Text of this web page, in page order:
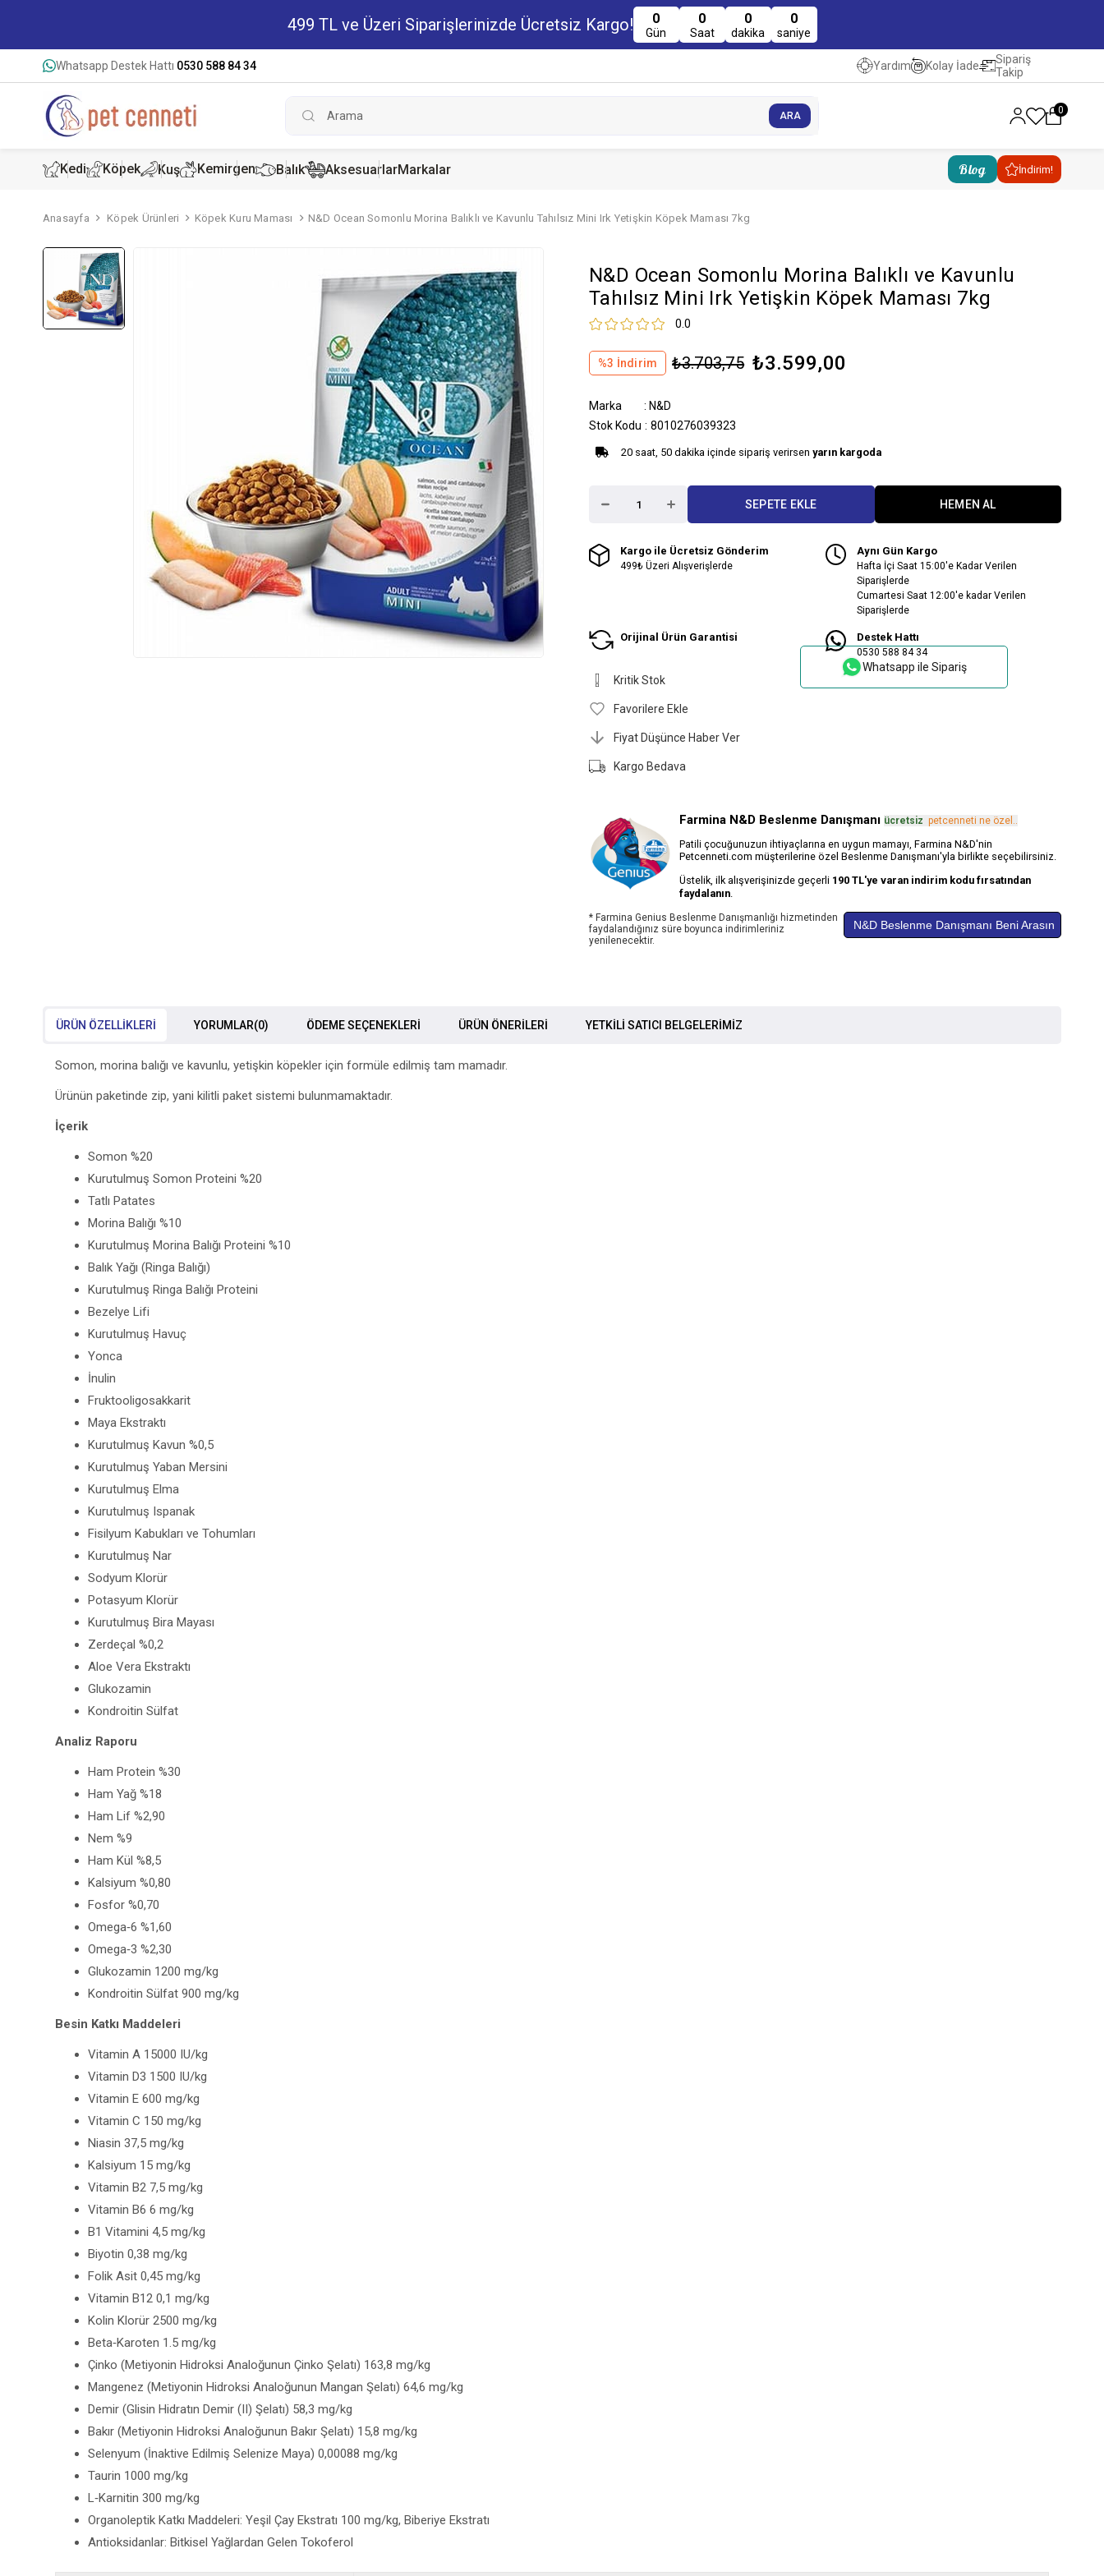
499 TL ve Üzeri Siparişlerinizde Ücretsiz Kargo! 0
Gün
0
Saat
0
dakika
0
saniye
Whatsapp Destek Hattı 0530 588 84 34 Yardım Kolay İade
Sipariş
Takip
0
Kedi
Kedi Konserve Maması
Köpek
Köpek Konserve Mamaları
Kuş Kemirgen
Tavşan Yemi
Balık AksesuarlarMarkalar Blog İndirim!
Anasayfa Köpek Ürünleri Köpek Kuru Maması N&D Ocean Somonlu Morina Balıklı ve Kavunlu Tahılsız Mini Irk Yetişkin Köpek Maması 7kg
N&D Ocean Somonlu Morina Balıklı ve Kavunlu
Tahılsız Mini Irk Yetişkin Köpek Maması 7kg
0.0
%3 İndirim ₺3.703,75 ₺3.599,00
Marka : N&D
Stok Kodu
8010276039323
20 saat, 50 dakika içinde sipariş verirsen yarın kargoda
Kargo ile Ücretsiz Gönderim
499₺ Üzeri Alışverişlerde
Aynı Gün Kargo
Hafta İçi Saat 15:00'e Kadar Verilen
Siparişlerde
Cumartesi Saat 12:00'e kadar Verilen
Siparişlerde
Orijinal Ürün Garantisi Destek Hattı
0530 588 84 34
Kritik Stok
Favorilere Ekle
Fiyat Düşünce Haber Ver
Kargo Bedava
Whatsapp ile Sipariş
Farmina N&D Beslenme Danışmanı ücretsiz petcenneti ne özel..
Patili çocuğunuzun ihtiyaçlarına en uygun mamayı, Farmina N&D'nin
Petcenneti.com müşterilerine özel Beslenme Danışmanı'yla birlikte seçebilirsiniz.
Üstelik, ilk alışverişinizde geçerli 190 TL'ye varan indirim kodu fırsatından
faydalanın.
N&D Beslenme Danışmanı Beni Arasın
* Farmina Genius Beslenme Danışmanlığı hizmetinden
faydalandığınız süre boyunca indirimleriniz
yenilenecektir.
ÜRÜN ÖZELLIKLERI YORUMLAR(0) ÖDEME SEÇENEKLERI ÜRÜN ÖNERILERI YETKİLİ SATICI BELGELERİMİZ
Somon, morina balığı ve kavunlu, yetişkin köpekler için formüle edilmiş tam mamadır.
Ürünün paketinde zip, yani kilitli paket sistemi bulunmamaktadır.
İçerik
Somon %20
Kurutulmuş Somon Proteini %20
Tatlı Patates
Morina Balığı %10
Kurutulmuş Morina Balığı Proteini %10
Balık Yağı (Ringa Balığı)
Kurutulmuş Ringa Balığı Proteini
Bezelye Lifi
Kurutulmuş Havuç
Yonca
İnulin
Fruktooligosakkarit
Maya Ekstraktı
Kurutulmuş Kavun %0,5
Kurutulmuş Yaban Mersini
Kurutulmuş Elma
Kurutulmuş Ispanak
Fisilyum Kabukları ve Tohumları
Kurutulmuş Nar
Sodyum Klorür
Potasyum Klorür
Kurutulmuş Bira Mayası
Zerdeçal %0,2
Aloe Vera Ekstraktı
Glukozamin
Kondroitin Sülfat
Analiz Raporu
Ham Protein %30
Ham Yağ %18
Ham Lif %2,90
Nem %9
Ham Kül %8,5
Kalsiyum %0,80
Fosfor %0,70
Omega‐6 %1,60
Omega‐3 %2,30
Glukozamin 1200 mg/kg
Kondroitin Sülfat 900 mg/kg
Besin Katkı Maddeleri
Vitamin A 15000 IU/kg
Vitamin D3 1500 IU/kg
Vitamin E 600 mg/kg
Vitamin C 150 mg/kg
Niasin 37,5 mg/kg
Kalsiyum 15 mg/kg
Vitamin B2 7,5 mg/kg
Vitamin B6 6 mg/kg
B1 Vitamini 4,5 mg/kg
Biyotin 0,38 mg/kg
Folik Asit 0,45 mg/kg
Vitamin B12 0,1 mg/kg
Kolin Klorür 2500 mg/kg
Beta‐Karoten 1.5 mg/kg
Çinko (Metiyonin Hidroksi Analoğunun Çinko Şelatı) 163,8 mg/kg
Mangenez (Metiyonin Hidroksi Analoğunun Mangan Şelatı) 64,6 mg/kg
Demir (Glisin Hidratın Demir (II) Şelatı) 58,3 mg/kg
Bakır (Metiyonin Hidroksi Analoğunun Bakır Şelatı) 15,8 mg/kg
Selenyum (İnaktive Edilmiş Selenize Maya) 0,00088 mg/kg
Taurin 1000 mg/kg
L‐Karnitin 300 mg/kg
Organoleptik Katkı Maddeleri: Yeşil Çay Ekstratı 100 mg/kg, Biberiye Ekstratı
Antioksidanlar: Bitkisel Yağlardan Gelen Tokoferol